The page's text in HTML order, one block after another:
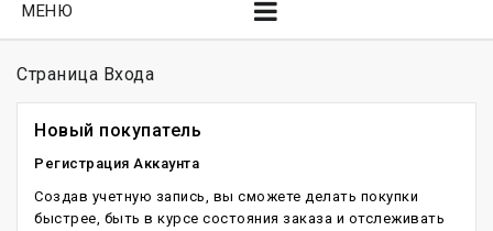
МЕНЮ
Страница Входа
Новый покупатель
Регистрация Аккаунта
Создав учетную запись, вы сможете делать покупки
быстрее, быть в курсе состояния заказа и отслеживать